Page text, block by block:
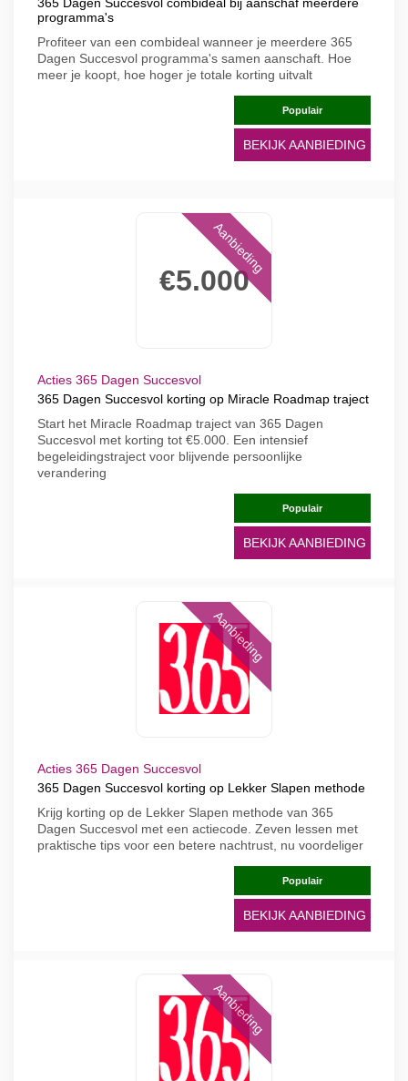
programma's
Profiteer van een combideal wanneer je meerdere 365
Dagen Succesvol programma's samen aanschaft. Hoe
meer je koopt, hoe hoger je totale korting uitvalt
Populair
BEKIJK AANBIEDING
€5.000
Aanbieding
Acties 365 Dagen Succesvol
365 Dagen Succesvol korting op Miracle Roadmap traject
Start het Miracle Roadmap traject van 365 Dagen
Succesvol met korting tot €5.000. Een intensief
begeleidingstraject voor blijvende persoonlijke
verandering
Populair
BEKIJK AANBIEDING
Aanbieding
Acties 365 Dagen Succesvol
365 Dagen Succesvol korting op Lekker Slapen methode
Krijg korting op de Lekker Slapen methode van 365
Dagen Succesvol met een actiecode. Zeven lessen met
praktische tips voor een betere nachtrust, nu voordeliger
Populair
BEKIJK AANBIEDING
Aanbieding